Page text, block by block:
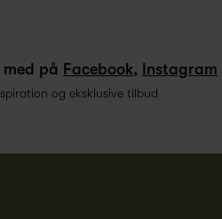
med på Facebook, Instagram
og eksklusive tilbud